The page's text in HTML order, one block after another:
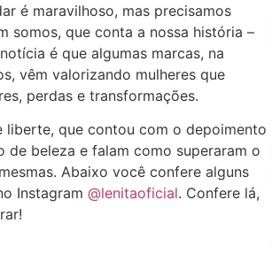
é maravilhoso, mas precisamos
somos, que conta a nossa história –
é que algumas marcas, na
vêm valorizando mulheres que
perdas e transformações.
liberte, que contou com o depoimento
de beleza e falam como superaram o
Abaixo você confere alguns
Instagram @lenitaoficial. Confere lá,